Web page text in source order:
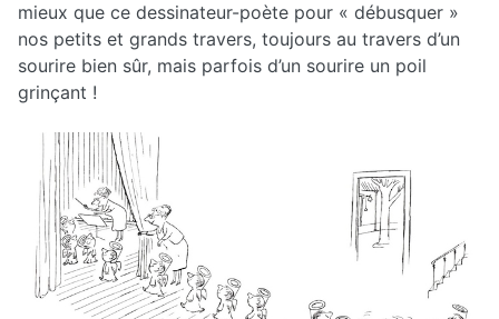
mieux que ce dessinateur-poète pour « débusquer »
nos petits et grands travers, toujours au travers d’un
sourire bien sûr, mais parfois d’un sourire un poil
grinçant !